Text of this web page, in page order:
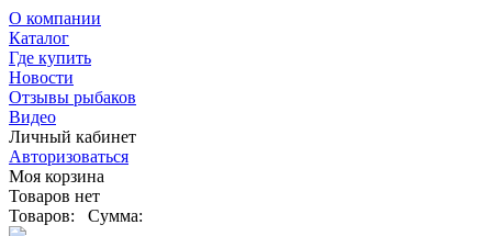
О компании
Каталог
Где купить
Новости
Отзывы рыбаков
Видео
Личный кабинет
Авторизоваться
Моя корзина
Товаров нет
Товаров:
Сумма: